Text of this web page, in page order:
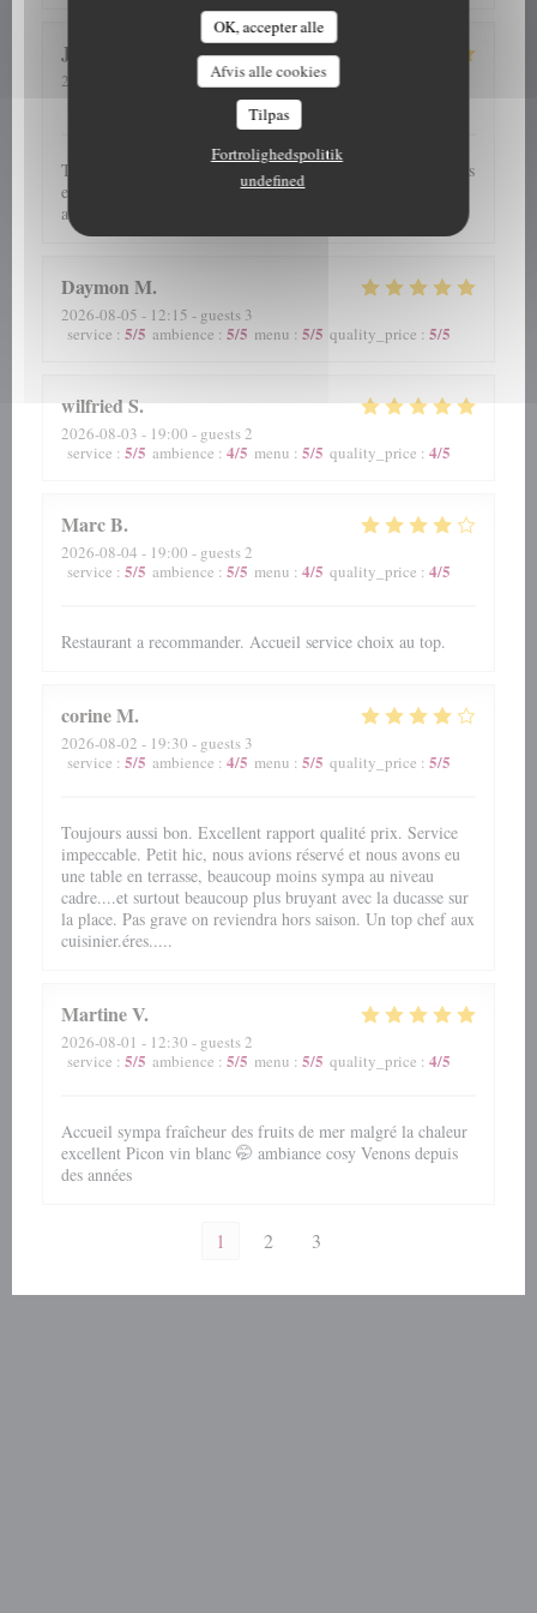
OK, accepter alle
Afvis alle cookies
Tilpas
Fortrolighedspolitik
undefined
J C
2026-08-05
- 12:45 - guests 5
/5 menu:
Très bon moment partagé en famille devant d'excellents plats
et plateaux de fruits de mer servis par un personnel
attentionné, souriant et disponible. Très belle découverte
DaymonM
2026-08-05 - 12:15 - guests 3
service : 5/5 ambience : 5/5 menu : 5/5 quality_price : 5/5
wilfriedS
2026-08-03 - 19:00 - guests 2
service : 5/5 ambience : 4/5 menu : 5/5 quality_price : 4/5
MarcB
2026-08-04 - 19:00 - guests 2
service : 5/5 ambience : 5/5 menu : 4/5 quality_price : 4/5
Restaurant a recommander. Accueil service choix au top.
corineM
2026-08-02 - 19:30 - guests 3
service : 5/5 ambience : 4/5 menu : 5/5 quality_price : 5/5
Toujours aussi bon. Excellent rapport qualité prix. Service
impeccable. Petit hic, nous avions réservé et nous avons eu
une table en terrasse, beaucoup moins sympa au niveau
cadre....et surtout beaucoup plus bruyant avec la ducasse sur
la place. Pas grave on reviendra hors saison. Un top chef aux
cuisinier.éres.....
MartineV
2026-08-01 - 12:30 - guests 2
service : 5/5 ambience : 5/5 menu : 5/5 quality_price : 4/5
Accueil sympa fraîcheur des fruits de mer malgré la chaleur
excellent Picon vin blanc 🤭 ambiance cosy Venons depuis
des années
1 2 3